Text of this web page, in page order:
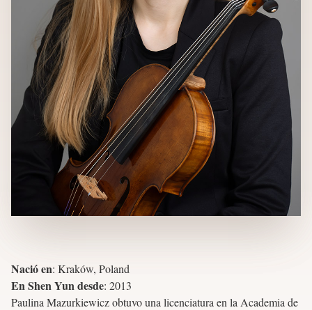
Nació en: Kraków, Poland
En Shen Yun desde: 2013
Paulina Mazurkiewicz obtuvo una licenciatura en la Academia de